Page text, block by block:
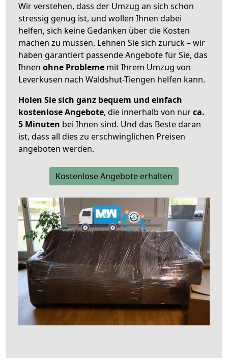
Wir verstehen, dass der Umzug an sich schon
stressig genug ist, und wollen Ihnen dabei
helfen, sich keine Gedanken über die Kosten
machen zu müssen. Lehnen Sie sich zurück – wir
haben garantiert passende Angebote für Sie, das
Ihnen ohne Probleme mit Ihrem Umzug von
Leverkusen nach Waldshut-Tiengen helfen kann.
Holen Sie sich ganz bequem und einfach
kostenlose Angebote, die innerhalb von nurca.
5 Minuten bei Ihnen sind. Und das Beste daran
ist, dass all dies zu erschwinglichen Preisen
angeboten werden.
Kostenlose Angebote erhalten